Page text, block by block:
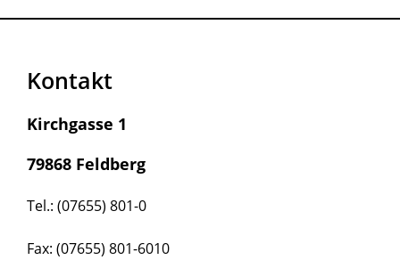
Kontakt
Kirchgasse 1
79868 Feldberg
Tel.: (07655) 801-0
Fax: (07655) 801-6010